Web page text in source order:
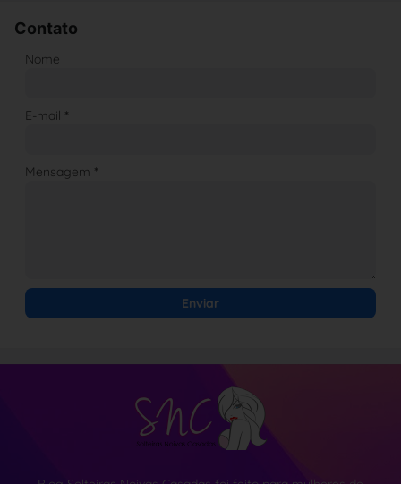
Contato
Nome
E-mail *
Mensagem *